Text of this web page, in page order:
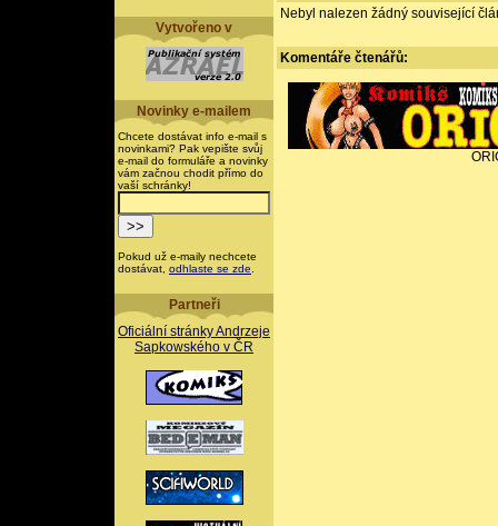
Vytvořeno v
Novinky e-mailem
Chcete dostávat info e-mail s
novinkami? Pak vepište svůj
e-mail do formuláře a novinky
vám začnou chodit přímo do
vaší schránky!
Pokud už e-maily nechcete
dostávat, odhlaste se zde
Partneři
Oficiální stránky Andrzeje
Sapkowského v ČR
Nebyl nalezen žádný související
Komentáře čtenářů: